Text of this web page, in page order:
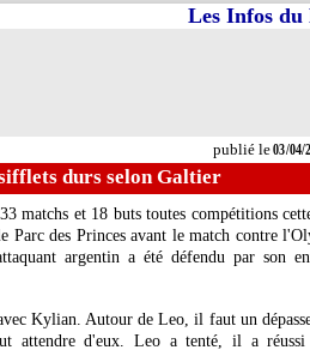
publié le03/04/
Les Infos
durs selon Galtier
matchs et 18 buts toutes compétitions
Parc des Princes avant le match contre
argentin a été défendu par son
Kylian. Autour de Leo, il faut un
attendre d'eux. Leo a tenté, il a réussi